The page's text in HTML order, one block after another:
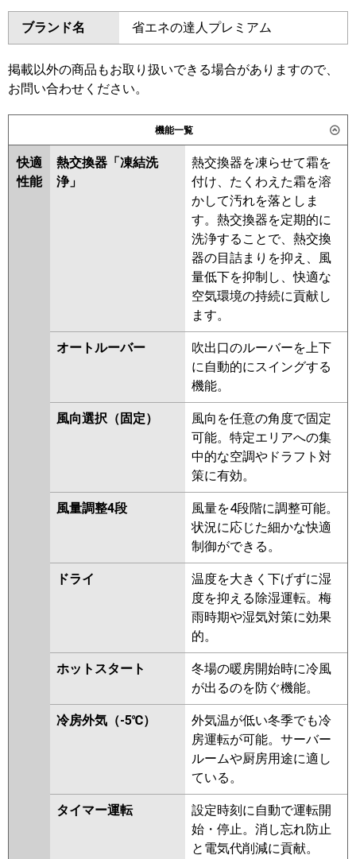
三菱電機 PKZ-ZRMP45L6 PKZ-
ZRMP45LL6
日立
三菱重工 FDKZ456H6S
パナソニック PA-P45K7GC PA-P45K7GCX
ダイキン SSRA45CNT SSRA45CT
SSRA45BYT SSRA45BYNT
SSRA45BJT SSRA45BJNT
SSRA45BFT SSRA45BFNT
SSRA45BCT
東芝 RKXA04543MUB RKXA04543MU
RKXA04543XU
三菱電機 PKZ-ZRMP45L5 PKZ-
ZRMP45LL5 PKZ-ZRMP45L4
PKZ-ZRMP45LL4 PKZ-
ZRMP45LL3
PKZ-ZRMP45L3
PKZ-ZRMP45LL2 PKZ-
ZRMP45L2 PKZ-ZRMP45LLZ
PKZ-ZRMP45LZ
PKZ-
ZRMP45KLY PKZ-ZRMP45KY
PKZ-ZRMP45KLV
ZRMP45KV PKZ-ZRMP45KLR
PKZ-ZRMP45KR
RPK-GP45RGH4
RPK-AP45GH7 RPK-GP45RGH2
RPK-AP45GH6
RPK-GP45RGH1
FDKZ455HA5SA FDKZ455H5SA
FDKZ455H5S
パナソニック PA-P45K7GBX PA-P45K7GB PA-
PA-P45K6GB PA-
ブランド名 省エネの達人プレミアム
掲載以外の商品もお取り扱いできる場合がありますので、
お問い合わせください。
機能一覧
快適
性能
熱交換器「凍結洗
浄」
熱交換器を凍らせて霜を
付け、たくわえた霜を溶
かして汚れを落としま
す。熱交換器を定期的に
洗浄することで、熱交換
器の目詰まりを抑え、風
量低下を抑制し、快適な
空気環境の持続に貢献し
ます。
オートルーバー
吹出口のルーバーを上下
に自動的にスイングする
機能。
風向選択（固定）
風向を任意の角度で固定
可能。特定エリアへの集
中的な空調やドラフト対
策に有効。
風量調整4段
風量を4段階に調整可能。
状況に応じた細かな快適
制御ができる。
ドライ
温度を大きく下げずに湿
度を抑える除湿運転。梅
雨時期や湿気対策に効果
的。
ホットスタート
冬場の暖房開始時に冷風
が出るのを防ぐ機能。
冷房外気（-5℃）
外気温が低い冬季でも冷
房運転が可能。サーバー
ルームや厨房用途に適し
ている。
タイマー運転
設定時刻に自動で運転開
始・停止。消し忘れ防止
と電気代削減に貢献。